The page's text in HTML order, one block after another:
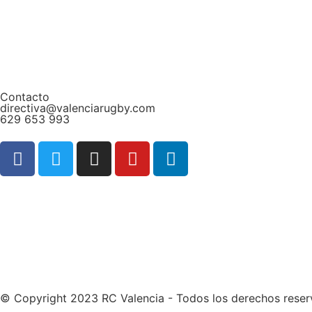
Contacto
directiva@valenciarugby.com
629 653 993
© Copyright 2023 RC Valencia - Todos los derechos